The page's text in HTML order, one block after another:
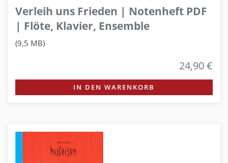
Verleih uns Frieden | Notenheft PDF
| Flöte, Klavier, Ensemble
(9,5 MB)
24,90 €
IN DEN WARENKORB